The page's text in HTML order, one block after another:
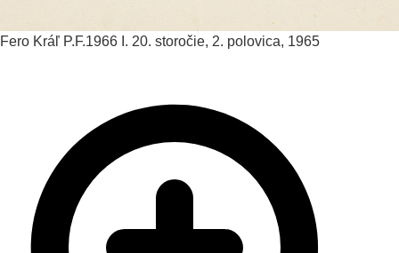
Fero Kráľ P.F.1966 I. 20. storočie, 2. polovica, 1965